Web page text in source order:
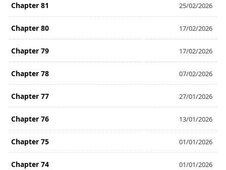
Chapter 81 25/02/2026
Chapter 80 17/02/2026
Chapter 79 17/02/2026
Chapter 78 07/02/2026
Chapter 77 27/01/2026
Chapter 76 13/01/2026
Chapter 75 01/01/2026
Chapter 74 01/01/2026